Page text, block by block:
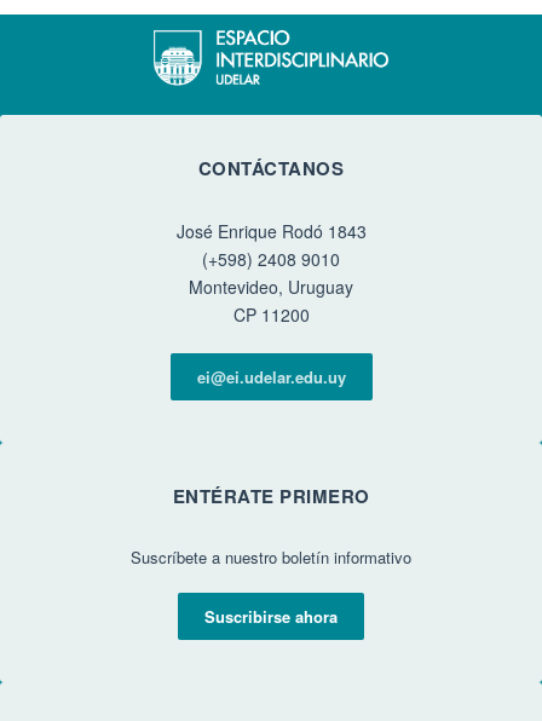
CONTÁCTANOS
José Enrique Rodó 1843
(+598) 2408 9010
Montevideo, Uruguay
CP 11200
ei@ei.udelar.edu.uy
ENTÉRATE PRIMERO
Suscríbete a nuestro boletín informativo
Suscribirse ahora